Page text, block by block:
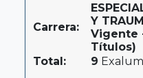
Carrera:
Y
Vigente
Títulos)
Total:
9